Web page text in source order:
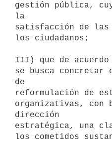
gestión pública,
la
satisfacción de las
los ciudadanos;
III) que de acuerdo
se busca concretar
de
reformulación de
organizativas, con
dirección
estratégica, una
los cometidos